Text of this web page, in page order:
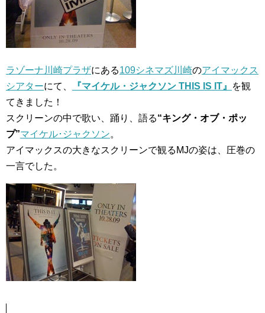
ラゾーナ川崎プラザにある109シネマズ川崎のアイマックス
シアターにて、 『マイケル・ジャクソン THIS IS IT』
を観
てきました！
スクリーンの中で歌い、踊り、語る“キング・オブ・ポッ
プ”マイケル･ジャクソン。
アイマックスの大きなスクリーンで観るMJの姿は、圧巻の
一言でした。